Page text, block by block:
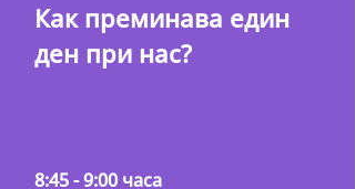
Как преминава един
ден при нас?
8:45 - 9:00 часа